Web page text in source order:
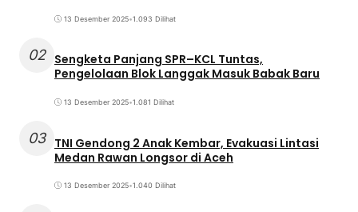
13 Desember 2025•1.093 Dilihat
02 Sengketa Panjang SPR–KCL Tuntas,
Pengelolaan Blok Langgak Masuk Babak Baru
13 Desember 2025•1.081 Dilihat
03 TNI Gendong 2 Anak Kembar, Evakuasi Lintasi
Medan Rawan Longsor di Aceh
13 Desember 2025•1.040 Dilihat